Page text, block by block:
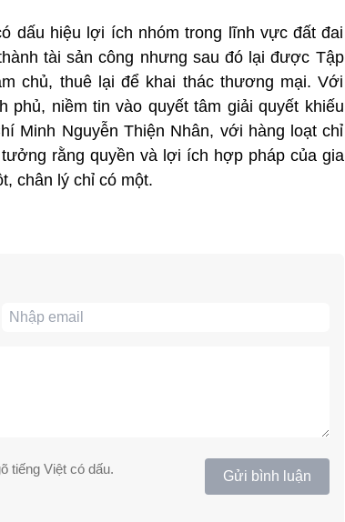
dấu hiệu lợi ích nhóm trong lĩnh vực đất đai
tài sản công nhưng sau đó lại được Tập
chủ, thuê lại để khai thác thương mại. Với
phủ, niềm tin vào quyết tâm giải quyết khiếu
Minh Nguyễn Thiện Nhân, với hàng loạt chỉ
rằng quyền và lợi ích hợp pháp của gia
chân lý chỉ có một.
tiếng Việt có dấu. Gửi bình luận